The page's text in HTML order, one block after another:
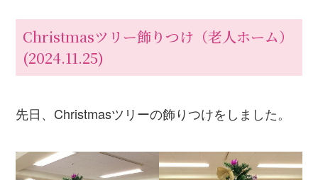
Christmasツリー飾りつけ（老人ホーム）
(2024.11.25)
先日、Christmasツリーの飾りつけをしました。